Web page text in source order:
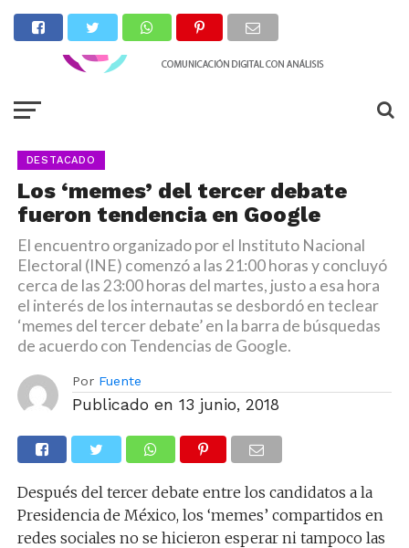
DESTACADO
Los ‘memes’ del tercer debate
fueron tendencia en Google
El encuentro organizado por el Instituto Nacional
Electoral (INE) comenzó a las 21:00 horas y concluyó
cerca de las 23:00 horas del martes, justo a esa hora
el interés de los internautas se desbordó en teclear
‘memes del tercer debate’ en la barra de búsquedas
de acuerdo con Tendencias de Google.
Por Fuente
Publicado en 13 junio, 2018
Después del tercer debate entre los candidatos a la
Presidencia de México, los ‘memes’ compartidos en
redes sociales no se hicieron esperar ni tampoco las